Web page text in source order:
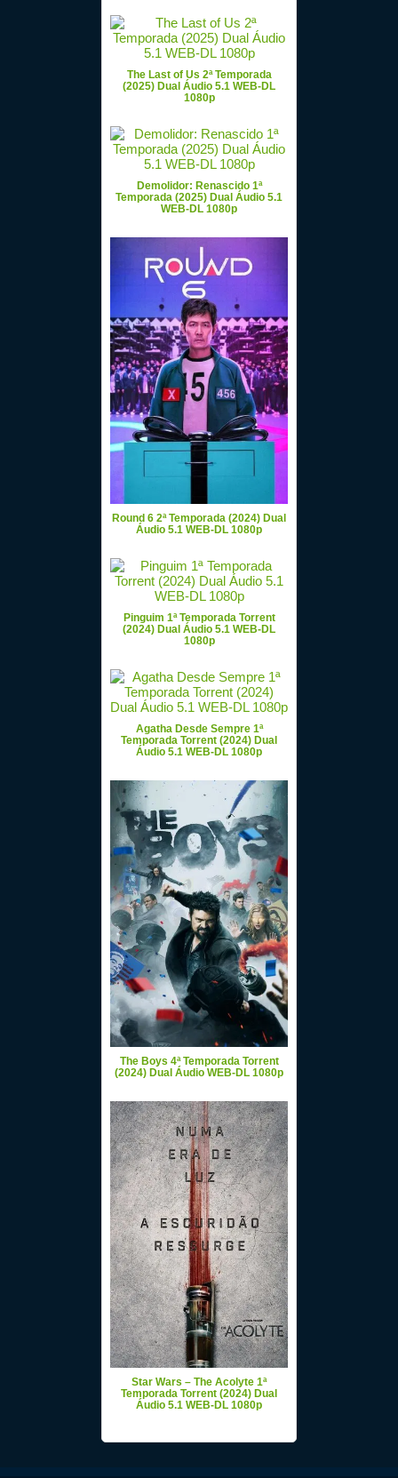
The Last of Us 2ª Temporada
(2025) Dual Áudio 5.1 WEB-DL
1080p
Demolidor: Renascido 1ª
Temporada (2025) Dual Áudio 5.1
WEB-DL 1080p
Round 6 2ª Temporada (2024) Dual
Áudio 5.1 WEB-DL 1080p
Pinguim 1ª Temporada Torrent
(2024) Dual Áudio 5.1 WEB-DL
1080p
Agatha Desde Sempre 1ª
Temporada Torrent (2024) Dual
Áudio 5.1 WEB-DL 1080p
The Boys 4ª Temporada Torrent
(2024) Dual Áudio WEB-DL 1080p
Star Wars – The Acolyte 1ª
Temporada Torrent (2024) Dual
Áudio 5.1 WEB-DL 1080p